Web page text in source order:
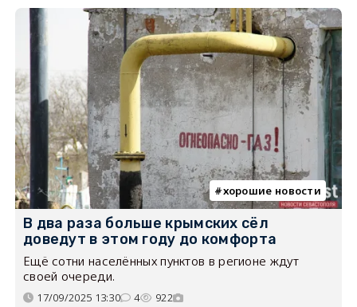
хорошие новости
В два раза больше крымских сёл
доведут в этом году до комфорта
Ещё сотни населённых пунктов в регионе ждут
своей очереди.
17/09/2025 13:30 4 922